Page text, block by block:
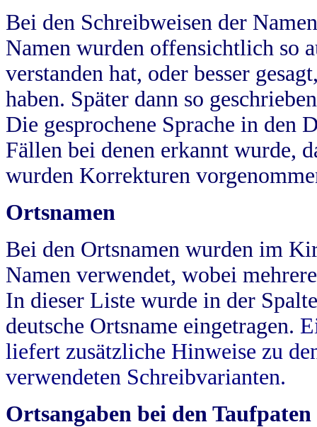
Bei den Schreibweisen der
Namen wurden offensichtlich so
verstanden hat, oder besser
haben. Später dann so
Die gesprochene Sprache in
Fällen bei denen erkannt wurde,
wurden Korrekturen
Ortsnamen
Bei den Ortsnamen wurden im
Namen verwendet, wobei
In dieser Liste wurde in der
deutsche Ortsname eingetragen.
liefert zusätzliche Hinweise zu
verwendeten Schreibvarianten.
Ortsangaben bei den Taufpaten